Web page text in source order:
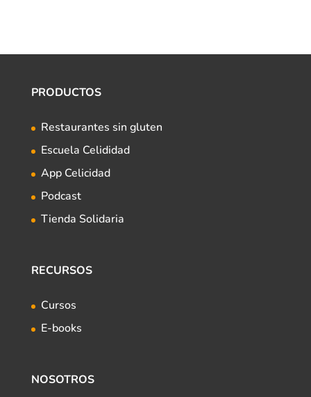
PRODUCTOS
Restaurantes sin gluten
Escuela Celididad
App Celicidad
Podcast
Tienda Solidaria
RECURSOS
Cursos
E-books
NOSOTROS